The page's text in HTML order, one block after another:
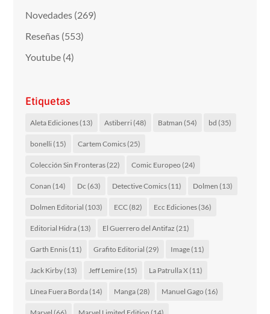
Novedades (269)
Reseñas (553)
Youtube (4)
Etiquetas
Aleta Ediciones(13) Astiberri(48) Batman (54) bd (35)
bonelli(15) Cartem Comics(25)
Colección Sin Fronteras(22) Comic Europeo (24)
Conan (14) Dc (63) Detective Comics(11) Dolmen (13)
Dolmen Editorial (103) ECC(82) Ecc Ediciones(36)
Editorial Hidra(13) El Guerrero del Antifaz (21)
Garth Ennis(11) Grafito Editorial (29) Image(11)
Jack Kirby(13) Jeff Lemire(15) La Patrulla X(11)
Línea Fuera Borda(14) Manga(28) Manuel Gago (16)